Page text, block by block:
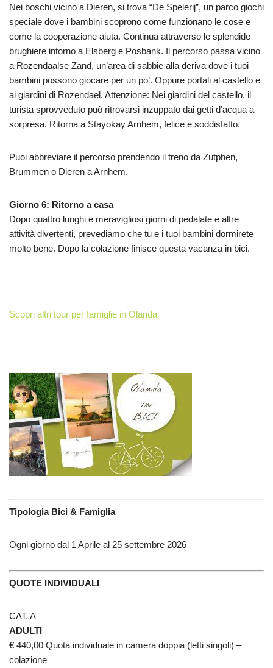
Nei boschi vicino a Dieren, si trova “De Spelerij”, un parco giochi
speciale dove i bambini scoprono come funzionano le cose e
come la cooperazione aiuta. Continua attraverso le splendide
brughiere intorno a Elsberg e Posbank. Il percorso passa vicino
a Rozendaalse Zand, un’area di sabbie alla deriva dove i tuoi
bambini possono giocare per un po’. Oppure portali al castello e
ai giardini di Rozendael. Attenzione: Nei giardini del castello, il
turista sprovveduto può ritrovarsi inzuppato dai getti d’acqua a
sorpresa. Ritorna a Stayokay Arnhem, felice e soddisfatto.
Puoi abbreviare il percorso prendendo il treno da Zutphen,
Brummen o Dieren a Arnhem.
Giorno 6: Ritorno a casa
Dopo quattro lunghi e meravigliosi giorni di pedalate e altre
attività divertenti, prevediamo che tu e i tuoi bambini dormirete
molto bene. Dopo la colazione finisce questa vacanza in bici.
Scopri altri tour per famiglie in Olanda
Tipologia Bici & Famiglia
Ogni giorno dal 1 Aprile al 25 settembre 2026
QUOTE INDIVIDUALI
CAT. A
ADULTI
€ 440,00 Quota individuale in camera doppia (letti singoli) –
colazione